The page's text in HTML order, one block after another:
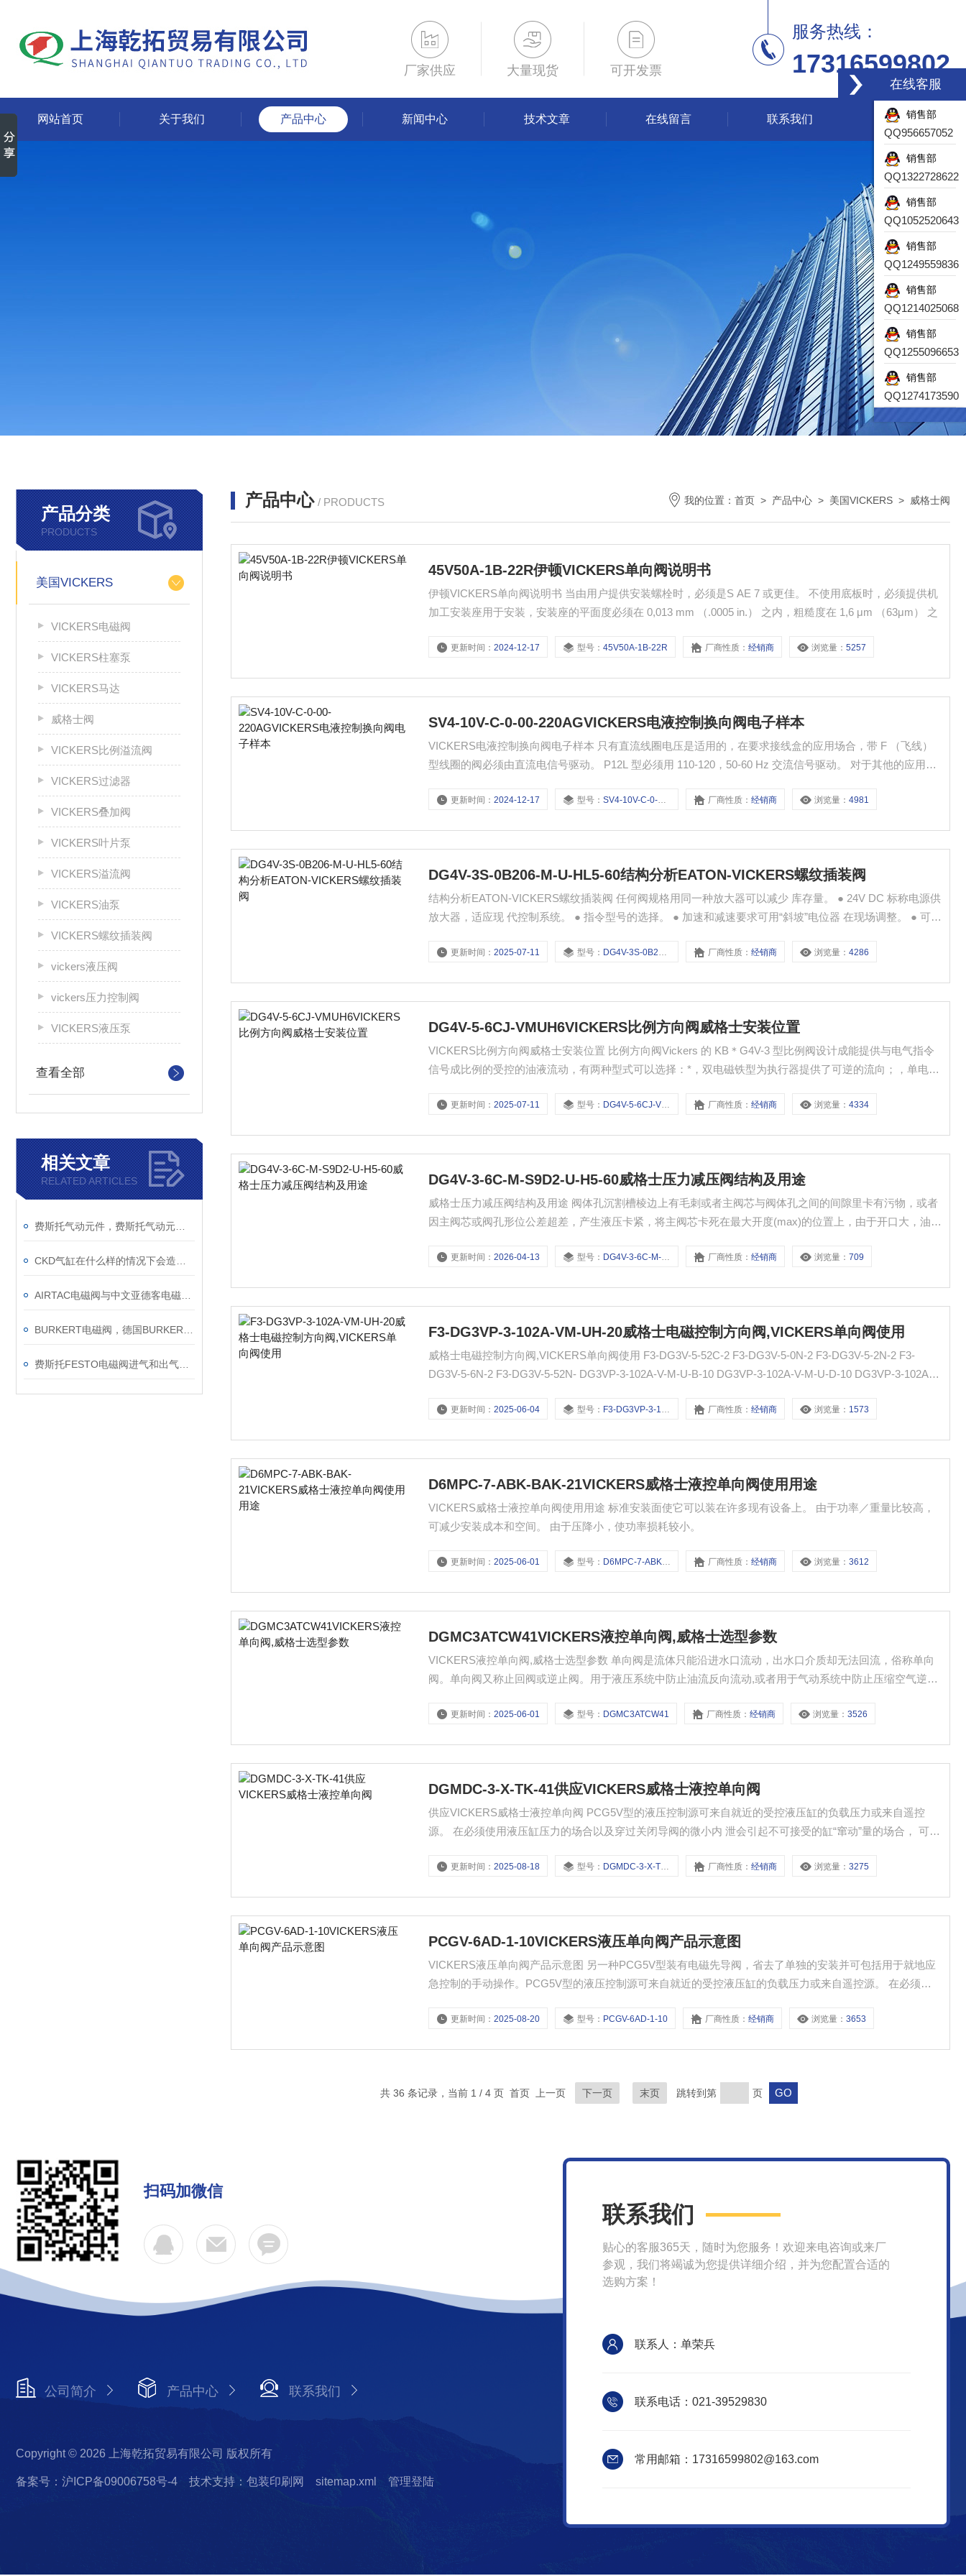
厂家供应 大量现货 可开发票
服务热线：
17316599802
网站首页 关于我们 产品中心 新闻中心 技术文章 在线留言 联系我们
产品分类
PRODUCTS
美国VICKERS
VICKERS电磁阀
VICKERS柱塞泵
VICKERS马达
威格士阀
VICKERS比例溢流阀
VICKERS过滤器
VICKERS叠加阀
VICKERS叶片泵
VICKERS溢流阀
VICKERS油泵
VICKERS螺纹插装阀
vickers液压阀
vickers压力控制阀
VICKERS液压泵
查看全部
相关文章
RELATED ARTICLES
产品中心 / PRODUCTS 我的位置： 首页 > 产品中心 > 美国VICKERS > 威格士阀
45V50A-1B-22R伊顿VICKERS单向阀说明书
伊顿VICKERS单向阀说明书 当由用户提供安装螺栓时，必须是S AE 7 或更佳。 不使用底板时，必须提供机
加工安装座用于安装，安装座的平面度必须在 0,013 mm （.0005 in.） 之内，粗糙度在 1,6 μm （63μm） 之
更新时间：2024-12-17 型号：45V50A-1B-22R 厂商性质：经销商 浏览量：5257
SV4-10V-C-0-00-220AGVICKERS电液控制换向阀电子样本
VICKERS电液控制换向阀电子样本 只有直流线圈电压是适用的，在要求接线盒的应用场合，带 F （飞线）
型线圈的阀必须由直流电信号驱动。 P12L 型必须用 110-120，50-60 Hz 交流信号驱动。 对于其他的应用场
更新时间：2024-12-17 型号：SV4-10V-C-0-00-220AG 厂商性质：经销商 浏览量：4981
DG4V-3S-0B206-M-U-HL5-60结构分析EATON-VICKERS螺纹插装阀
结构分析EATON-VICKERS螺纹插装阀 任何阀规格用同一种放大器可以减少 库存量。 ● 24V DC 标称电源供
放大器，适应现 代控制系统。 ● 指令型号的选择。 ● 加速和减速要求可用“斜坡”电位器 在现场调整。 ● 可在
更新时间：2025-07-11 型号： DG4V-3S-0B206-M-U-HL5-60 厂商性质：经销商 浏览量：4286
DG4V-5-6CJ-VMUH6VICKERS比例方向阀威格士安装位置
VICKERS比例方向阀威格士安装位置 比例方向阀Vickers 的 KB＊G4V-3 型比例阀设计成能提供与电气指令
信号成比例的受控的油液流动，有两种型式可以选择：*，双电磁铁型为执行器提供了可逆的流向；，单电磁
更新时间：2025-07-11 型号： DG4V-5-6CJ-VMUH6 厂商性质：经销商 浏览量：4334
DG4V-3-6C-M-S9D2-U-H5-60威格士压力减压阀结构及用途
威格士压力减压阀结构及用途 阀体孔沉割槽棱边上有毛刺或者主阀芯与阀体孔之间的间隙里卡有污物，或者
因主阀芯或阀孔形位公差超差，产生液压卡紧，将主阀芯卡死在最大开度(max)的位置上，由于开口大，油液
更新时间：2026-04-13 型号： DG4V-3-6C-M-S9D2-U-H5-60 厂商性质：经销商 浏览量：709
F3-DG3VP-3-102A-VM-UH-20威格士电磁控制方向阀,VICKERS单向阀使用
威格士电磁控制方向阀,VICKERS单向阀使用 F3-DG3V-5-52C-2 F3-DG3V-5-0N-2 F3-DG3V-5-2N-2 F3-
DG3V-5-6N-2 F3-DG3V-5-52N- DG3VP-3-102A-V-M-U-B-10 DG3VP-3-102A-V-M-U-D-10 DG3VP-3-102A-
更新时间：2025-06-04 型号： F3-DG3VP-3-102A-VM-UH-20 厂商性质：经销商 浏览量： 1573
D6MPC-7-ABK-BAK-21VICKERS威格士液控单向阀使用用途
VICKERS威格士液控单向阀使用用途 标准安装面使它可以装在许多现有设备上。 由于功率／重量比较高，
可减少安装成本和空间。 由于压降小，使功率损耗较小。
更新时间：2025-06-01 型号： D6MPC-7-ABK-BAK-21 厂商性质：经销商 浏览量：3612
DGMC3ATCW41VICKERS液控单向阀,威格士选型参数
VICKERS液控单向阀,威格士选型参数 单向阀是流体只能沿进水口流动，出水口介质却无法回流，俗称单向
阀。单向阀又称止回阀或逆止阀。用于液压系统中防止油流反向流动,或者用于气动系统中防止压缩空气逆向
更新时间：2025-06-01 型号： DGMC3ATCW41 厂商性质：经销商 浏览量：3526
DGMDC-3-X-TK-41供应VICKERS威格士液控单向阀
供应VICKERS威格士液控单向阀 PCG5V型的液压控制源可来自就近的受控液压缸的负载压力或来自遥控
源。 在必须使用液压缸压力的场合以及穿过关闭导阀的微小内 泄会引起不可接受的缸“窜动”量的场合， 可换
更新时间：2025-08-18 型号： DGMDC-3-X-TK-41 厂商性质：经销商 浏览量：3275
PCGV-6AD-1-10VICKERS液压单向阀产品示意图
VICKERS液压单向阀产品示意图 另一种PCG5V型装有电磁先导阀，省去了单独的安装并可包括用于就地应
急控制的手动操作。PCG5V型的液压控制源可来自就近的受控液压缸的负载压力或来自遥控源。 在必须使
阀式先导阀。
更新时间：2025-08-20 型号： PCGV-6AD-1-10 厂商性质：经销商 浏览量：3653
共 36 条记录，当前 1 / 4 页 首页 上一页 下一页 末页 跳转到第 页
扫码加微信
公司简介 产品中心 联系我们
Copyright © 2026 上海乾拓贸易有限公司 版权所有
备案号：沪ICP备09006758号-4 技术支持：包装印刷网 sitemap.xml 管理登陆
联系我们
贴心的客服365天，随时为您服务！欢迎来电咨询或来厂
参观，我们将竭诚为您提供详细介绍，并为您配置合适的
选购方案！
联系人：单荣兵
联系电话：021-39529830
常用邮箱：17316599802@163.com
在线客服
销售部
QQ956657052
销售部
QQ1322728622
销售部
QQ1052520643
销售部
QQ1249559836
销售部
QQ1214025068
销售部
QQ1255096653
销售部
QQ1274173590